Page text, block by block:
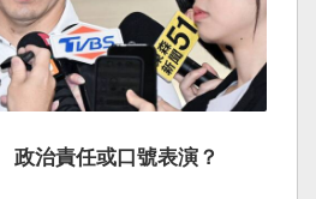
政治責任或口號表演？